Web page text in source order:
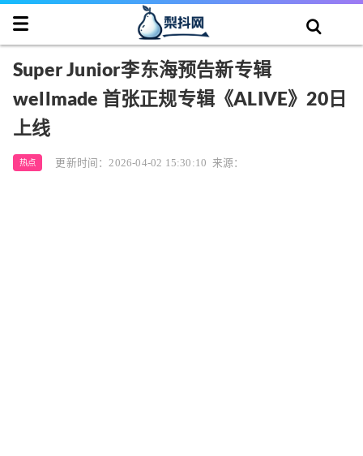
Super Junior李东海预告新专辑
wellmade 首张正规专辑《ALIVE》20日
上线
热点 更新时间：2026-04-02 15:30:10 来源：